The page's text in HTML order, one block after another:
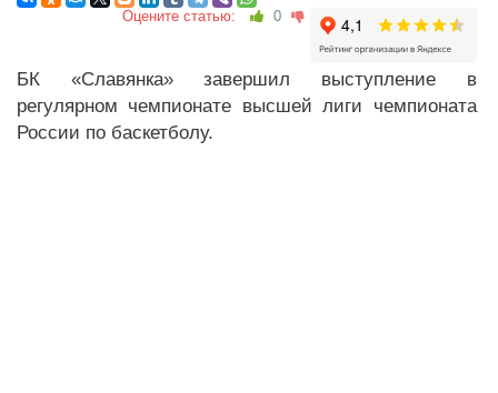
Оцените статью: 0
БК «Славянка» завершил выступление в
регулярном чемпионате высшей лиги чемпионата
России по баскетболу.